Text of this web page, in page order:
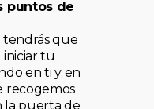
puntos de
tendrás que
tu
en ti y en
recogemos
la puerta de